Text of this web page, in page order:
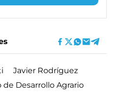
Javier Rodríguez
de Desarrollo Agrario